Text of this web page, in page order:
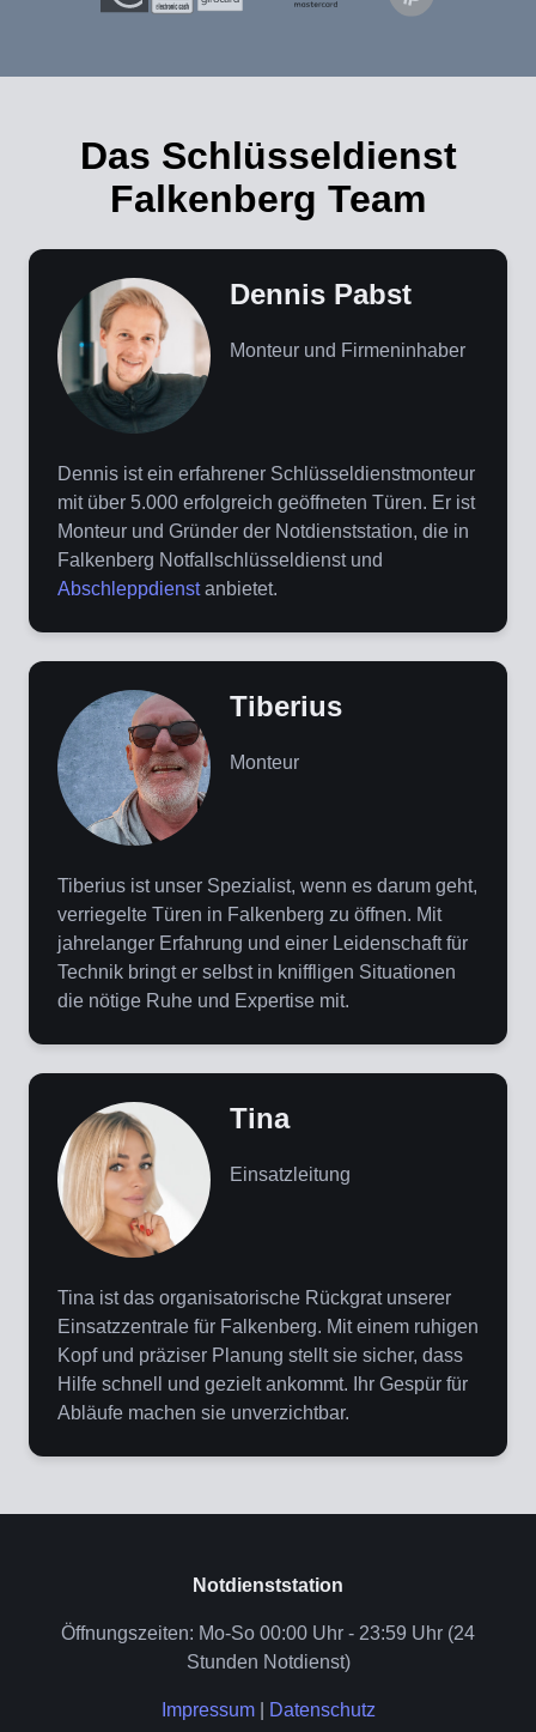
Das Schlüsseldienst
Falkenberg Team
Dennis Pabst
Monteur und Firmeninhaber
Dennis ist ein erfahrener Schlüsseldienstmonteur
mit über 5.000 erfolgreich geöffneten Türen. Er ist
Monteur und Gründer der Notdienststation, die in
Falkenberg Notfallschlüsseldienst und
Abschleppdienstanbietet.
Tiberius
Monteur
Tiberius ist unser Spezialist, wenn es darum geht,
verriegelte Türen in Falkenberg zu öffnen. Mit
jahrelanger Erfahrung und einer Leidenschaft für
Technik bringt er selbst in kniffligen Situationen
die nötige Ruhe und Expertise mit.
Tina
Einsatzleitung
Tina ist das organisatorische Rückgrat unserer
Einsatzzentrale für Falkenberg. Mit einem ruhigen
Kopf und präziser Planung stellt sie sicher, dass
Hilfe schnell und gezielt ankommt. Ihr Gespür für
Abläufe machen sie unverzichtbar.
Notdienststation
Öffnungszeiten: Mo-So 00:00 Uhr - 23:59 Uhr (24
Stunden Notdienst)
Impressum| Datenschutz